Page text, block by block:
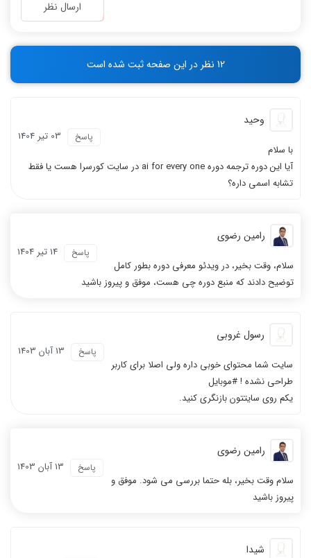
ارسال نظر
12 نظر در این صفحه ثبت شده است
وحید
03 تیر 1404 پاسخ
با سلام
آیا این دوره ترجمه دوره ai for every one در سایت کورسرا هست یا فقط
تشابه اسمی داره؟
رامین رضوی
14 تیر 1404 پاسخ
سلام، وقت بخیر، در ویدئو معرفی دوره بطور کامل
توضیح دادند که منبع دوره چی هست، موفق و پیروز باشید
رسول غروبی
13 آبان 1403 پاسخ
سایت شما محتوای خوبی داره ولی اصلا برای کاربر
طراحی نشده ! #موبایل
یکم روی سایتتون بازنگری کنید.
رامین رضوی
13 آبان 1403 پاسخ
سلام وقت بخیر، بله حتما بررسی می شود. موفق و
پیروز باشید
شیدا